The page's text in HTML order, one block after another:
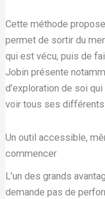
Cette méthode
permet de sortir du
qui est vécu, puis de
Jobin présente
d’exploration de soi
voir tous ses
Un outil accessible,
commencer
L’un des grands
demande pas de